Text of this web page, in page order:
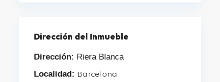
Dirección del Inmueble
Dirección: Riera Blanca
Localidad: Barcelona